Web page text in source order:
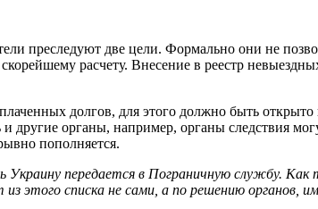
преследуют две цели. Формально они не
расчету. Внесение в реестр
долгов, для этого должно быть
другие органы, например, органы следствия
пополняется.
Украину передается в Пограничную службу.
этого списка не сами, а по решению органов,